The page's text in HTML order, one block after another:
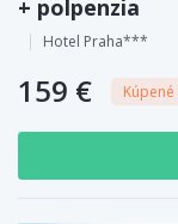
+ polpenzia
Hotel Praha***
159 € Kúpené